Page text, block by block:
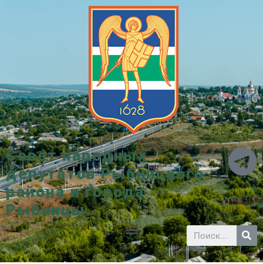
Совет народных
депутатов Рыбницкого
района и города
Рыбницы